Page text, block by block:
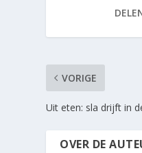
VORIGE
Uit eten: sla drijft in
OVER DE